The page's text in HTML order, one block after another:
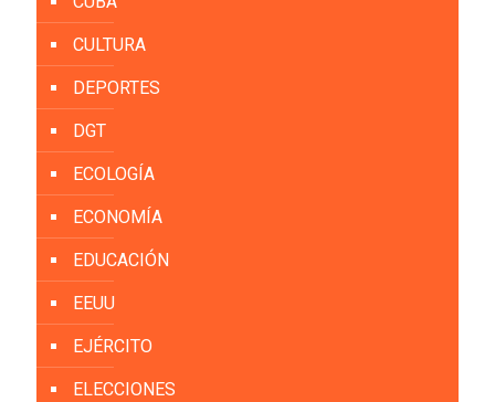
CULTURA
DEPORTES
DGT
ECOLOGÍA
ECONOMÍA
EDUCACIÓN
EEUU
EJÉRCITO
ELECCIONES